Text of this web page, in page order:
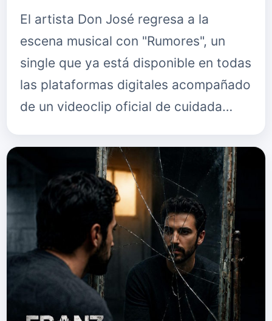
El artista Don José regresa a la
escena musical con "Rumores", un
single que ya está disponible en todas
las plataformas digitales acompañado
de un videoclip oficial de cuidada
La canción, que se mueve…